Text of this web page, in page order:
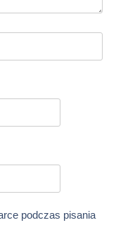
podczas pisania